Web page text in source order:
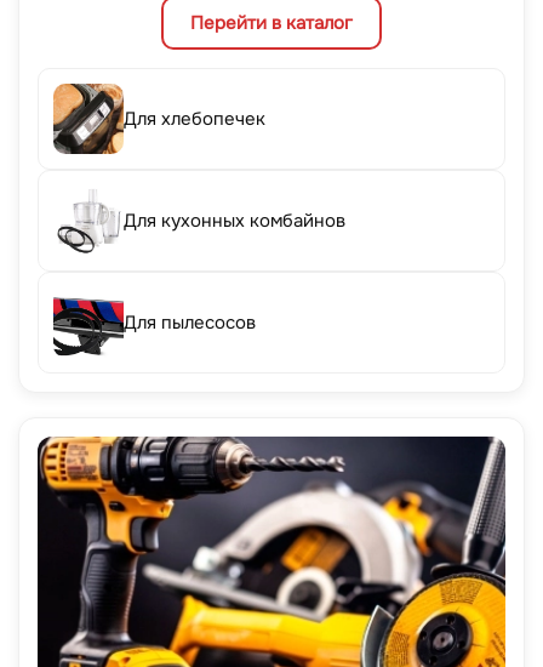
Перейти в каталог
Для хлебопечек
Для кухонных комбайнов
Для пылесосов